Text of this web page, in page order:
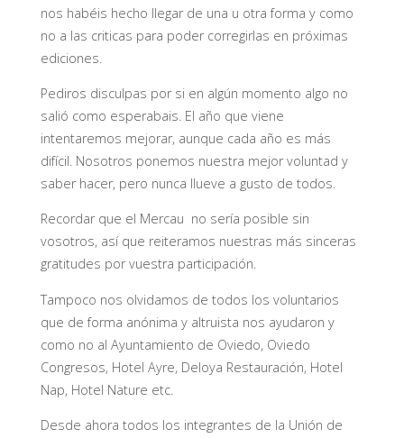
nos habéis hecho llegar de una u otra forma y como
no a las criticas para poder corregirlas en próximas
ediciones.
Pediros disculpas por si en algún momento algo no
salió como esperabais. El año que viene
intentaremos mejorar, aunque cada año es más
difícil. Nosotros ponemos nuestra mejor voluntad y
saber hacer, pero nunca llueve a gusto de todos.
Recordar que el Mercau no sería posible sin
vosotros, así que reiteramos nuestras más sinceras
gratitudes por vuestra participación.
Tampoco nos olvidamos de todos los voluntarios
que de forma anónima y altruista nos ayudaron y
como no al Ayuntamiento de Oviedo, Oviedo
Congresos, Hotel Ayre, Deloya Restauración, Hotel
Nap, Hotel Nature etc.
Desde ahora todos los integrantes de la Unión de